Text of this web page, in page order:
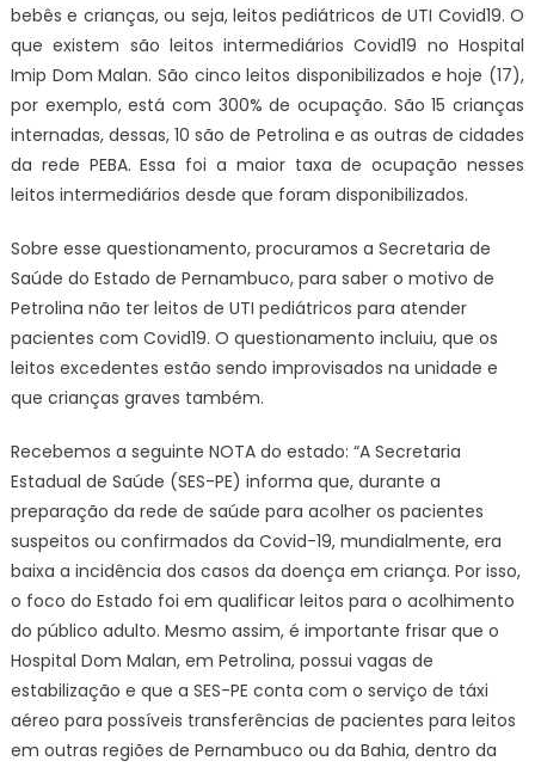
bebês e crianças, ou seja, leitos pediátricos de UTI Covid19. O
que existem são leitos intermediários Covid19 no Hospital
Imip Dom Malan. São cinco leitos disponibilizados e hoje (17),
por exemplo, está com 300% de ocupação. São 15 crianças
internadas, dessas, 10 são de Petrolina e as outras de cidades
da rede PEBA. Essa foi a maior taxa de ocupação nesses
leitos intermediários desde que foram disponibilizados.
Sobre esse questionamento, procuramos a Secretaria de
Saúde do Estado de Pernambuco, para saber o motivo de
Petrolina não ter leitos de UTI pediátricos para atender
pacientes com Covid19. O questionamento incluiu, que os
leitos excedentes estão sendo improvisados na unidade e
que crianças graves também.
Recebemos a seguinte NOTA do estado: “A Secretaria
Estadual de Saúde (SES-PE) informa que, durante a
preparação da rede de saúde para acolher os pacientes
suspeitos ou confirmados da Covid-19, mundialmente, era
baixa a incidência dos casos da doença em criança. Por isso,
o foco do Estado foi em qualificar leitos para o acolhimento
do público adulto. Mesmo assim, é importante frisar que o
Hospital Dom Malan, em Petrolina, possui vagas de
estabilização e que a SES-PE conta com o serviço de táxi
aéreo para possíveis transferências de pacientes para leitos
em outras regiões de Pernambuco ou da Bahia, dentro da